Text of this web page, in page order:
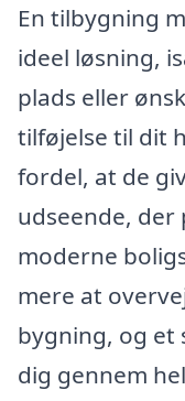
En tilbygning
ideel løsning,
plads eller
tilføjelse til dit
fordel, at de
udseende, der
moderne
mere at
bygning, og et
dig gennem